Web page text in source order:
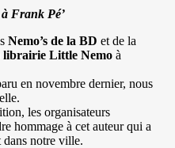
Frank Pé’
Nemo’s de la BD et de la
librairie Little Nemo à
en novembre dernier, nous
les organisateurs
hommage à cet auteur qui a
dans notre ville.